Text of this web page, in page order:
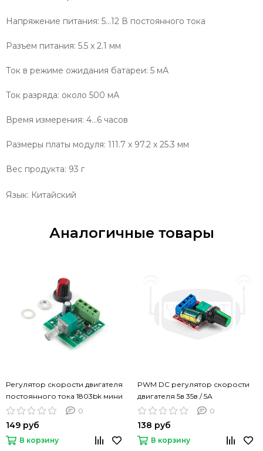
Напряжение питания: 5…12 В постоянного тока
Разъем питания: 5.5 x 2.1 мм
Ток в режиме ожидания батареи: 5 мА
Ток разряда: около 500 мА
Время измерения: 4…6 часов
Размеры платы модуля: 111.7 x 97.2 x 25.3 мм
Вес продукта: 93 г
Язык: Китайский
Аналогичные товары
Регулятор скорости двигателя
постоянного тока 1803bk мини
(1,8 v 3v 5v 6v 7,2 v 12v 2a 30w)
0
149 руб
В корзину
PWM DC регулятор скорости
двигателя 5в 35в / 5А
0
138 руб
В корзину